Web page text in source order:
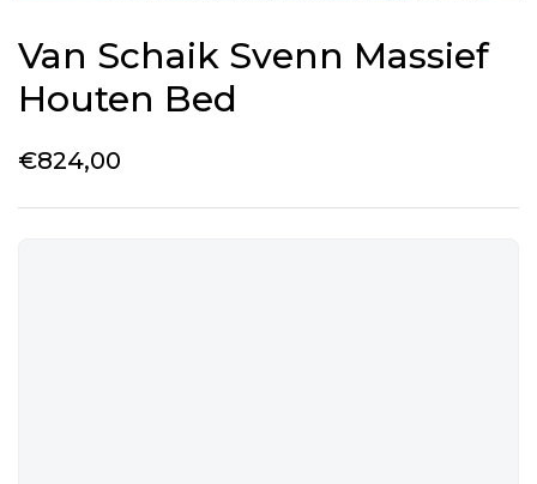
Van Schaik Svenn Massief
Houten Bed
€824,00